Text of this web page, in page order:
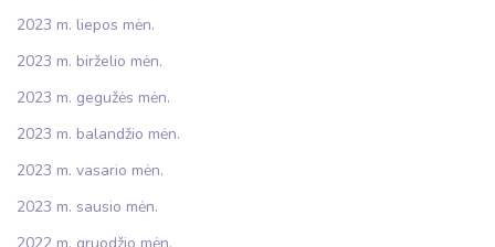
2023 m. liepos mėn.
2023 m. birželio mėn.
2023 m. gegužės mėn.
2023 m. balandžio mėn.
2023 m. vasario mėn.
2023 m. sausio mėn.